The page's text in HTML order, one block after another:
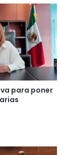
para poner